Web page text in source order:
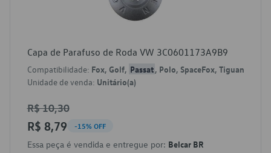
Capa de Parafuso de Roda VW 3C0601173A9B9
Compatibilidade: Fox, Golf, Passat, Polo, SpaceFox, Tiguan
Unidade de venda: Unitário(a)
R$ 10,30
R$ 8,79 -15% OFF
Essa peça é vendida e entregue por: Belcar BR